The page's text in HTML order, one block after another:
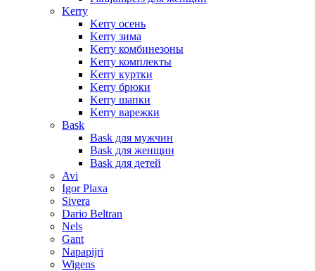
Kerry
Kerry осень
Kerry зима
Kerry комбинезоны
Kerry комплекты
Kerry куртки
Kerry брюки
Kerry шапки
Kerry варежки
Bask
Bask для мужчин
Bask для женщин
Bask для детей
Avi
Igor Plaxa
Sivera
Dario Beltran
Nels
Gant
Napapijri
Wigens